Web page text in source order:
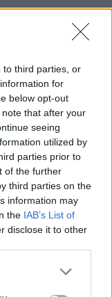
to third parties, or
for
below opt-out
that after your
seeing
utilized by
parties prior to
of the further
third parties on the
information may
the IAB’s List of
disclose it to other
και